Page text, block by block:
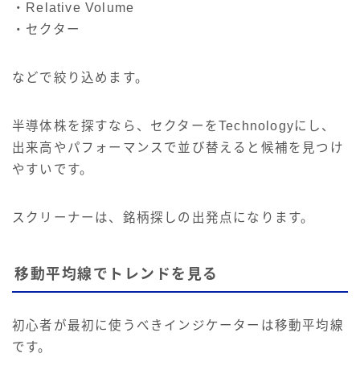
・Relative Volume
・セクター
などで絞り込めます。
半導体株を探すなら、セクターをTechnologyにし、
出来高やパフォーマンスで並び替えると候補を見つけ
やすいです。
スクリーナーは、銘柄探しの出発点になります。
移動平均線でトレンドを見る
初心者が最初に使うべきインジケーターは移動平均線
です。